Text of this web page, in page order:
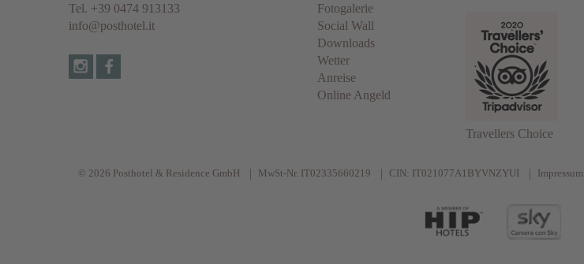
Tel. +39 0474 913133
info@posthotel.it
Fotogalerie
Social Wall
Downloads
Wetter
Anreise
Online Angeld
Travellers Choice
© 2026 Posthotel & Residence GmbH MwSt-Nr. IT02335660219 CIN: IT021077A1BYVNZYUI Impressum